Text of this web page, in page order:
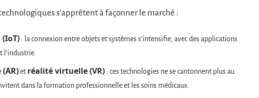
s’apprêtent à façonner le marché :
: la connexion entre objets et systèmes s’intensifie, avec des applications
l’industrie.
et réalité virtuelle (VR) : ces technologies ne se cantonnent plus au
dans la formation professionnelle et les soins médicaux.